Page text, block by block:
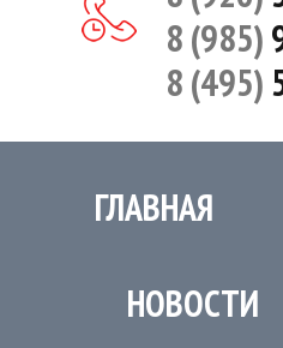
8 (985)
8 (495)
ГЛАВНАЯ
НОВОСТИ